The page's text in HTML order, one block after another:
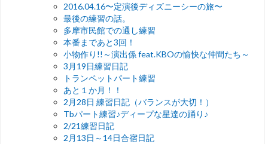
2016.04.16〜定演後ディズニーシーの旅〜
最後の練習の話。
多摩市民館での通し練習
本番まであと3回！
小物作り!!～演出係 feat.KBOの愉快な仲間たち～
3月19日練習日記
トランペットパート練習
あと１か月！！
2月28日 練習日記（バランスが大切！）
Tbパート練習♪ディープな星達の踊り♪
2/21練習日記
2月13日～14日合宿日記